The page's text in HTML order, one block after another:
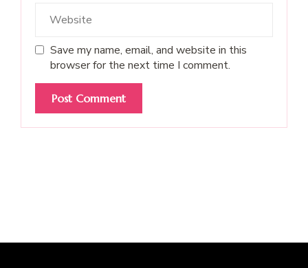
Save my name, email, and website in this
browser for the next time I comment.